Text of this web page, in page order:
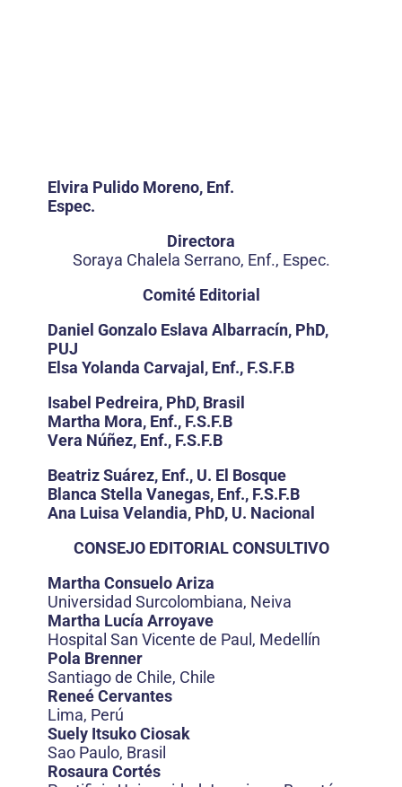
Elvira Pulido Moreno, Enf.
Espec.
Directora
Soraya Chalela Serrano, Enf., Espec.
Comité Editorial
Daniel Gonzalo Eslava Albarracín, PhD,
PUJ
Elsa Yolanda Carvajal, Enf., F.S.F.B
Isabel Pedreira, PhD, Brasil
Martha Mora, Enf., F.S.F.B
Vera Núñez, Enf., F.S.F.B
Beatriz Suárez, Enf., U. El Bosque
Blanca Stella Vanegas, Enf., F.S.F.B
Ana Luisa Velandia, PhD, U. Nacional
CONSEJO EDITORIAL CONSULTIVO
Martha Consuelo Ariza
Universidad Surcolombiana, Neiva
Martha Lucía Arroyave
Hospital San Vicente de Paul, Medellín
Pola Brenner
Santiago de Chile, Chile
Reneé Cervantes
Lima, Perú
Suely Itsuko Ciosak
Sao Paulo, Brasil
Rosaura Cortés